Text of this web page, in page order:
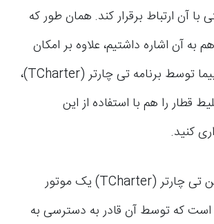
با آن ارتباط برقرار کند. همان طور که
به آن اشاره داشتیم، علاوه بر امکان
خرید بلیط هواپیما توسط برنامه تی چارتر (TCharter)،
قطار را هم با استفاده از این
کنید.
در واقع اپلیکیشن تی چارتر (TCharter) یک موتور
که توسط آن قادر به دسترسی به